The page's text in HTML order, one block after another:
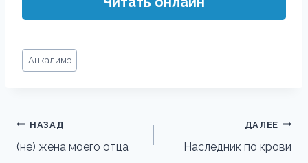
Метки
записи:
Анкалимэ
Навигация
по
НАЗАД
(не) жена моего отца
ДАЛЕЕ
Наследник по крови